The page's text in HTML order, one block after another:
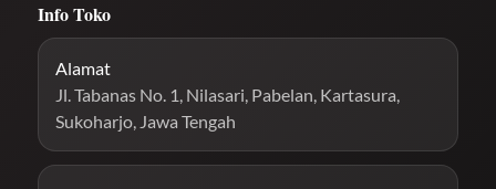
Info Toko
Alamat
Jl. Tabanas No. 1, Nilasari, Pabelan, Kartasura,
Sukoharjo, Jawa Tengah